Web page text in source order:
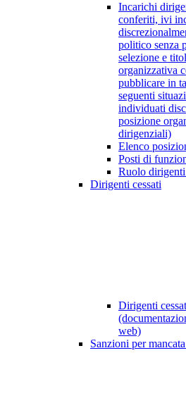
Incarichi
conferiti, ivi
politico senza
selezione e
organizzativa
pubblicare in
seguenti
individuati
posizione
dirigenziali)
Elenco
Posti di
Ruolo dirigenti
Dirigenti cessati
Dirigenti
web)
Sanzioni per